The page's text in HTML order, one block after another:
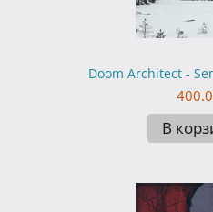
Doom Architect -
В